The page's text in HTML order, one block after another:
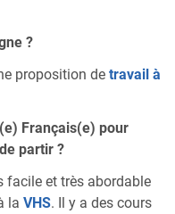
?
proposition de travail à
Français(e) pour
partir ?
facile et très abordable
la VHS. Il y a des cours